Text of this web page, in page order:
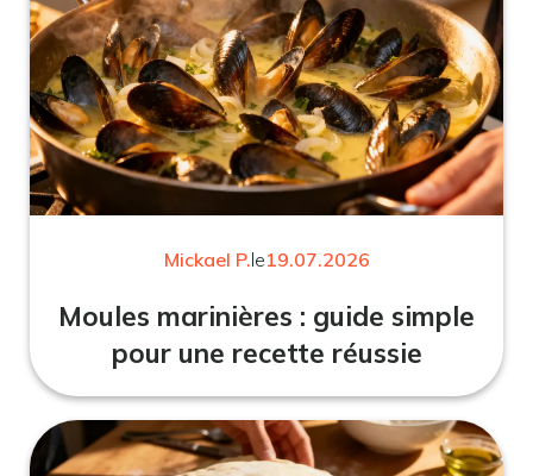
Mickael P.le19.07.2026
Moules marinières : guide simple
pour une recette réussie